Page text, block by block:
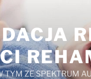
ZE SPEKTRUM